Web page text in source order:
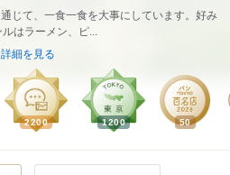
じて、一食一食を大事にしています。好み
はラーメン、ピ...
詳細を見る
2200 1200 50